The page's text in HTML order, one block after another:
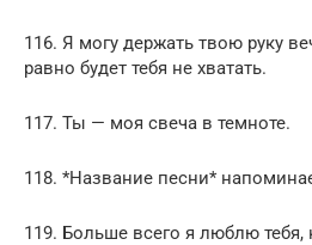
116. Я могу держать твою руку
равно будет тебя не хватать.
117. Ты — моя свеча в темноте.
118. *Название песни*
119. Больше всего я люблю тебя,